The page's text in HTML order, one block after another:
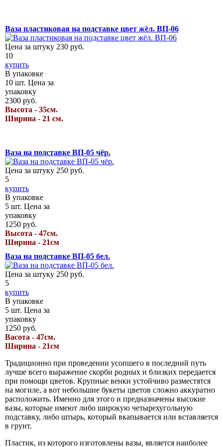
Ваза пластиковая на подставке цвет жёл. ВП-06
Цена за штуку 230 руб.
10
купить
В упаковке
10 шт. Цена за
упаковку
2300 руб.
Высота - 35см.
Ширина - 21 см.
Ваза на подставке ВП-05 чёр.
Цена за штуку 250 руб.
5
купить
В упаковке
5 шт. Цена за
упаковку
1250 руб.
Высота - 47см.
Ширина - 21см
Ваза на подставке ВП-05 бел.
Цена за штуку 250 руб.
5
купить
В упаковке
5 шт. Цена за
упаковку
1250 руб.
Васота - 47см.
Ширина - 21см
Традиционно при проведении усопшего в последний путь
лучше всего выражение скорби родных и близких передается
при помощи цветов. Крупные венки устойчиво разместятся
на могиле, а вот небольшие букеты цветов сложно аккуратно
расположить. Именно для этого и предназначены высокие
вазы, которые имеют либо широкую четырехугольную
подставку, либо штырь, который вкапывается или вставляется
в грунт.
Пластик, из которого изготовлены вазы, является наиболее